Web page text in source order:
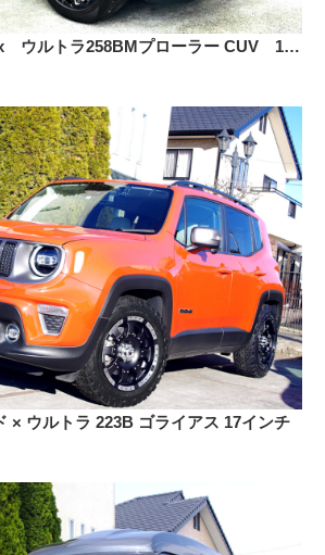
ジープ コンパス x ウルトラ258BMプローラー CUV 18インチ
× ウルトラ 223B ゴライアス 17インチ